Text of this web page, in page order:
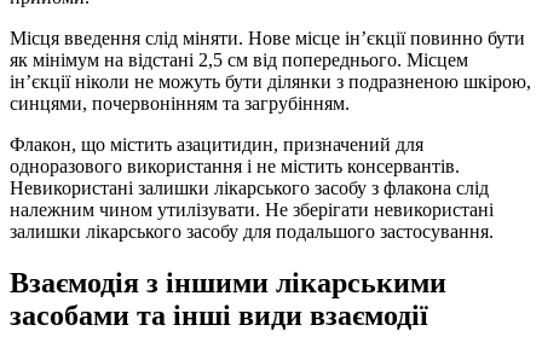
Місця введення слід міняти. Нове місце ін’єкції повинно бути
як мінімум на відстані 2,5 см від попереднього. Місцем
ін’єкції ніколи не можуть бути ділянки з подразненою шкірою,
синцями, почервонінням та загрубінням.
Флакон, що містить азацитидин, призначений для
одноразового використання і не містить консервантів.
Невикористані залишки лікарського засобу з флакона слід
належним чином утилізувати. Не зберігати невикористані
залишки лікарського засобу для подальшого застосування.
Взаємодія з іншими лікарськими
засобами та інші види взаємодії